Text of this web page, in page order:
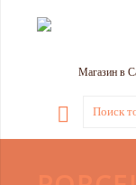
Магазин в